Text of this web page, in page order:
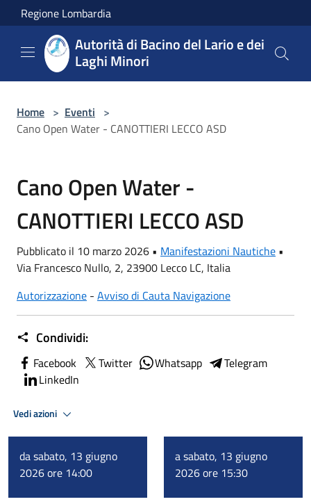
Salta al contenuto principale
Regione Lombardia
Autorità di Bacino del Lario e dei
Laghi Minori
Home > Eventi >
Cano Open Water - CANOTTIERI LECCO ASD
Cano Open Water -
CANOTTIERI LECCO ASD
Pubblicato il 10 marzo 2026 • Manifestazioni Nautiche •
Via Francesco Nullo, 2, 23900 Lecco LC, Italia
Autorizzazione - Avviso di Cauta Navigazione
Condividi:
Facebook Twitter Whatsapp
Telegram
LinkedIn
Vedi azioni
da sabato, 13 giugno
2026 ore 14:00
a sabato, 13 giugno
2026 ore 15:30